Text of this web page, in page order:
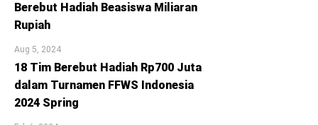
Berebut Hadiah Beasiswa Miliaran
Rupiah
Aug 5, 2024
18 Tim Berebut Hadiah Rp700 Juta
dalam Turnamen FFWS Indonesia
2024 Spring